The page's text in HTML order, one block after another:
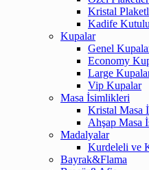
Kristal
Kadife
Kupalar
Genel
Economy
Large
Vip Kupalar
Masa İsimlikleri
Kristal Masa
Ahşap Masa
Madalyalar
Kurdeleli ve
Bayrak&Flama